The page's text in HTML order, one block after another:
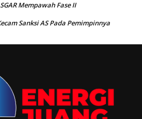
Mempawah Fase II
Sanksi AS Pada Pemimpinnya